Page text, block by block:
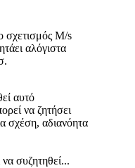
σχετισμός M/s
αλόγιστα
αυτό
να ζητήσει
σχέση, αδιανόητα
συζητηθεί...